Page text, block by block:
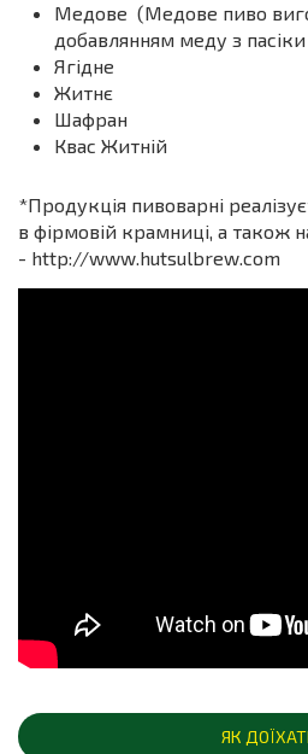
Медове (Медове пиво
добавлянням меду з
Ягідне
Житнє
Шафран
Квас Житній
*Продукція пивоварні
в фірмовій крамниці, а також
- http://www.hutsulbrew.com
ЯК